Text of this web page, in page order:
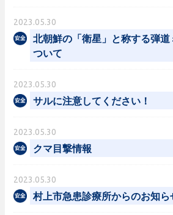
2023.05.30
北朝鮮の「衛星」と称する弾道
ついて
2023.05.30
サルに注意してください！
2023.05.30
クマ目撃情報
2023.05.30
村上市急患診療所からのお知ら